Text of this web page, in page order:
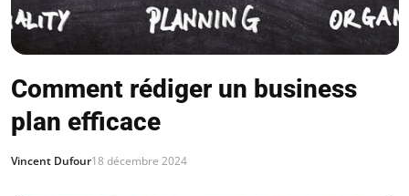
Comment rédiger un business
plan efficace
Vincent Dufour18 décembre 2024